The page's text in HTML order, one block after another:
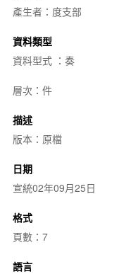
產生者：度支部
資料類型
資料型式 ：奏
層次：件
描述
版本：原檔
日期
宣統02年09月25日
格式
頁數：7
語言